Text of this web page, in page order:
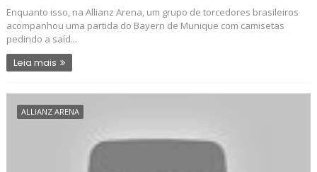
Enquanto isso, na Allianz Arena, um grupo de torcedores brasileiros
acompanhou uma partida do Bayern de Munique com camisetas
pedindo a saíd...
Leia mais
ALLIANZ ARENA